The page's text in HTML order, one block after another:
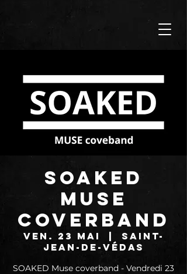
SOAKED
Muse
coverband
ven. 23 mai
Saint-
Jean-de-Védas
SOAKED Muse coverband - Vendredi 23